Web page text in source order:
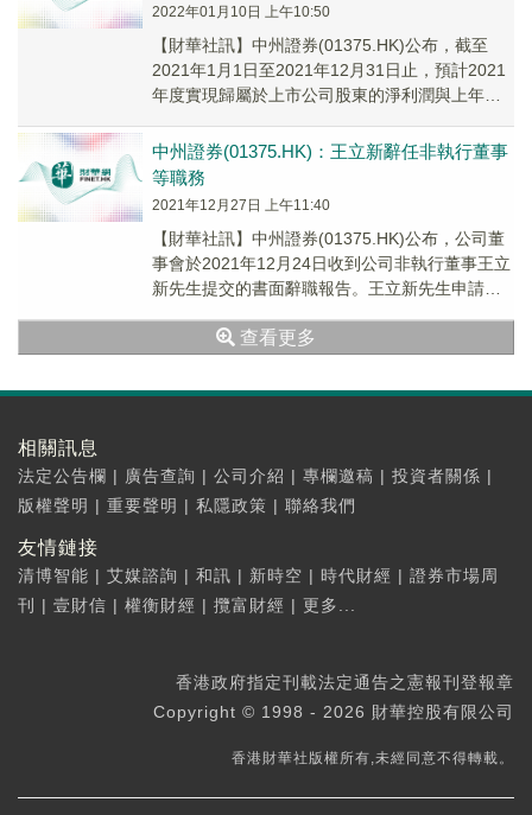
2022年01月10日 上午10:50
【財華社訊】中州證券(01375.HK)公布，截至
2021年1月1日至2021年12月31日止，預計2021
年度實現歸屬於上市公司股東的淨利潤與上年度
中州證券(01375.HK)：王立新辭任非執行董事
等職務
2021年12月27日 上午11:40
【財華社訊】中州證券(01375.HK)公布，公司董
事會於2021年12月24日收到公司非執行董事王立
新先生提交的書面辭職報告。王立新先生申請辭
查看更多
相關訊息
法定公告欄 | 廣告查詢 | 公司介紹 | 專欄邀稿 | 投資者關係 |
版權聲明 | 重要聲明 | 私隱政策 | 聯絡我們
友情鏈接
清博智能 | 艾媒諮詢 | 和訊 | 新時空 | 時代財經 | 證券市場周
刊
| 壹財信 | 權衡財經 | 攬富財經 | 更多...
香港政府指定刊載法定通告之憲報刊登報章
Copyright © 1998 - 2026 財華控股有限公司
香港財華社版權所有,未經同意不得轉載。